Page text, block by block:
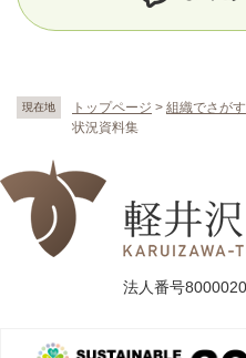
現在地 トップページ > 組織でさがす
状況資料集
法人番号